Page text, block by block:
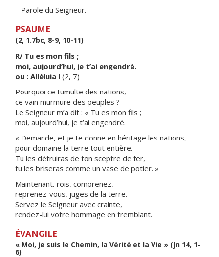
– Parole du Seigneur.
PSAUME
(2, 1.7bc, 8-9, 10-11)
R/ Tu es mon fils ;
moi, aujourd’hui, je t’ai engendré.
ou : Alléluia ! (2, 7)
Pourquoi ce tumulte des nations,
ce vain murmure des peuples ?
Le Seigneur m’a dit : « Tu es mon fils ;
moi, aujourd’hui, je t’ai engendré.
« Demande, et je te donne en héritage les nations,
pour domaine la terre tout entière.
Tu les détruiras de ton sceptre de fer,
tu les briseras comme un vase de potier. »
Maintenant, rois, comprenez,
reprenez-vous, juges de la terre.
Servez le Seigneur avec crainte,
rendez-lui votre hommage en tremblant.
ÉVANGILE
« Moi, je suis le Chemin, la Vérité et la Vie » (Jn 14, 1-
6)